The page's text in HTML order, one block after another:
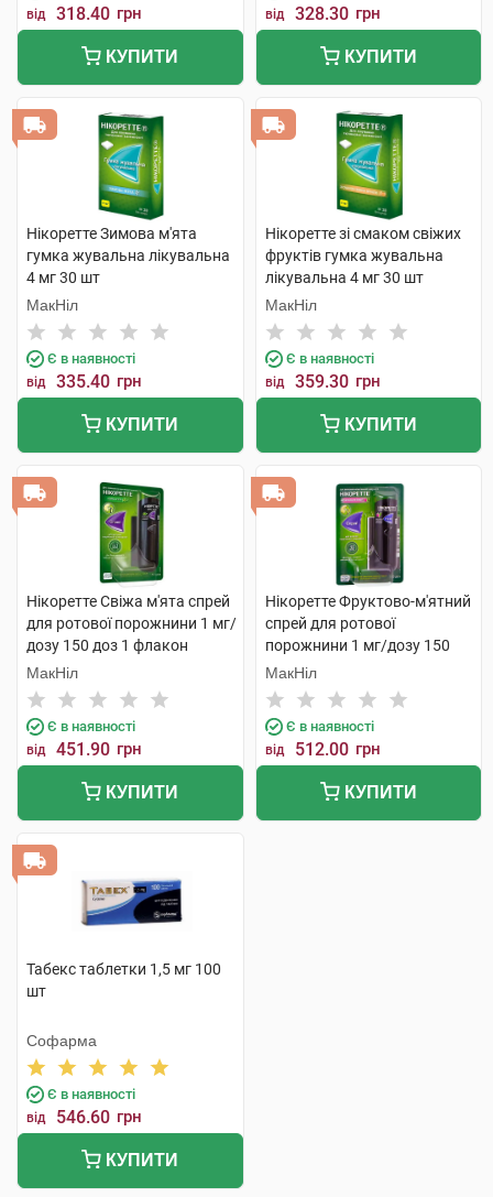
від 318.40 грн
КУПИТИ
від 328.30 грн
КУПИТИ
Нікоретте Зимова м'ята
гумка жувальна лікувальна
4 мг 30 шт
МакНіл
Є в наявності
від 335.40 грн
КУПИТИ
Нікоретте зі смаком свіжих
фруктів гумка жувальна
лікувальна 4 мг 30 шт
МакНіл
Є в наявності
від 359.30 грн
КУПИТИ
Нікоретте Свіжа м'ята спрей
для ротової порожнини 1 мг/
дозу 150 доз 1 флакон
МакНіл
Є в наявності
від 451.90 грн
КУПИТИ
Нікоретте Фруктово-м'ятний
спрей для ротової
порожнини 1 мг/дозу 150
доз 1 флакон
МакНіл
Є в наявності
від 512.00 грн
КУПИТИ
Табекс таблетки 1,5 мг 100
шт
Софарма
Є в наявності
від 546.60 грн
КУПИТИ